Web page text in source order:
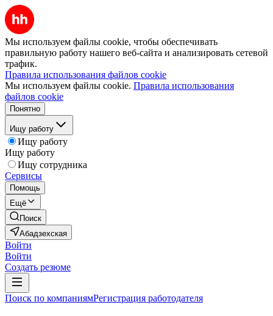
Мы используем файлы cookie, чтобы обеспечивать
правильную работу нашего веб-сайта и анализировать сетевой
трафик.
Правила использования файлов cookie
Мы используем файлы cookie. Правила использования
файлов cookie
Понятно
Ищу работу
Ищу работу
Ищу работу
Ищу сотрудника
Сервисы
Помощь
Ещё
Поиск
Абадзехская
Войти
Войти
Создать резюме
Поиск по компаниямРегистрация работодателя